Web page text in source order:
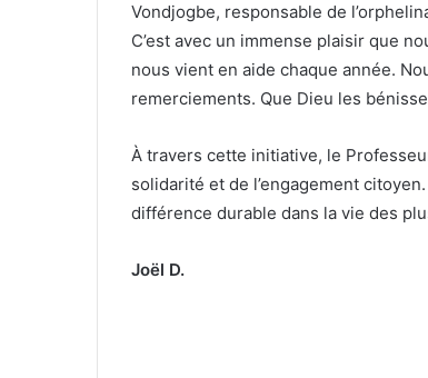
Vondjogbe, responsable de
C’est avec un immense plaisir que
nous vient en aide chaque année.
remerciements. Que Dieu les
À travers cette initiative, le
solidarité et de l’engagement
différence durable dans la vie des
Joël D.